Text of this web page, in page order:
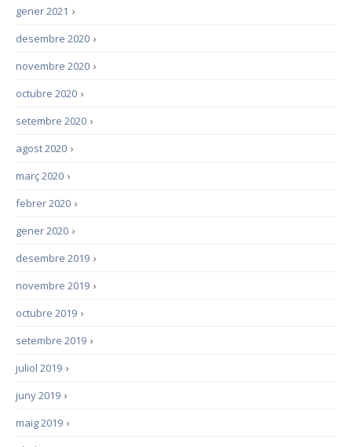
›
gener 2021
›
desembre 2020
›
novembre 2020
›
octubre 2020
›
setembre 2020
›
agost 2020
›
març 2020
›
febrer 2020
›
gener 2020
›
desembre 2019
›
novembre 2019
›
octubre 2019
›
setembre 2019
›
juliol 2019
›
juny 2019
›
maig 2019